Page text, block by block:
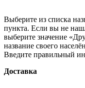
Выберите из списка
пункта. Если вы не
выберите значение
название своего
Введите правильный
Доставка